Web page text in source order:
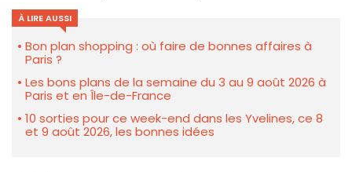
À LIRE AUSSI
Bon plan shopping : où faire de bonnes affaires à
Paris ?
Les bons plans de la semaine du 3 au 9 août 2026 à
Paris et en Île-de-France
10 sorties pour ce week-end dans les Yvelines, ce 8
et 9 août 2026, les bonnes idées